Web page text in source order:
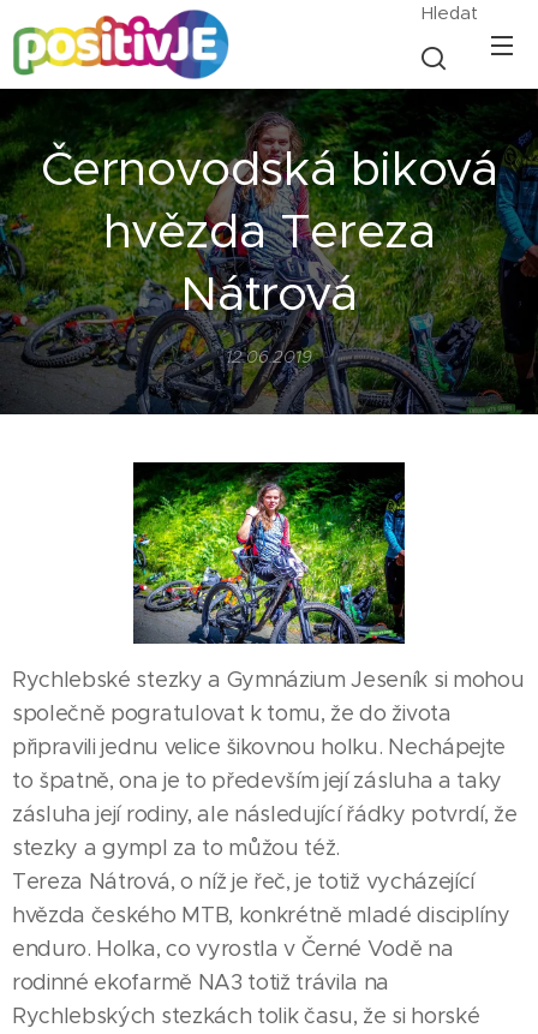
Hledat
Černovodská biková
hvězda Tereza
Nátrová
12.06.2019
Rychlebské stezky a Gymnázium Jeseník si mohou
společně pogratulovat k tomu, že do života
připravili jednu velice šikovnou holku. Nechápejte
to špatně, ona je to především její zásluha a taky
zásluha její rodiny, ale následující řádky potvrdí, že
stezky a gympl za to můžou též.
Tereza Nátrová, o níž je řeč, je totiž vycházející
hvězda českého MTB, konkrétně mladé disciplíny
enduro. Holka, co vyrostla v Černé Vodě na
rodinné ekofarmě NA3 totiž trávila na
Rychlebských stezkách tolik času, že si horské